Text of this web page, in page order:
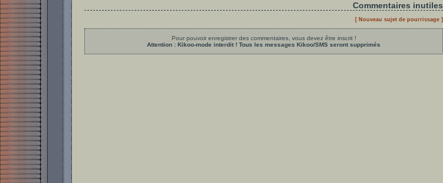
Commentaires inutiles
[ Nouveau sujet de pourrissage ]
Pour pouvoir enregistrer des commentaires, vous devez être inscrit !
Attention : Kikoo-mode interdit ! Tous les messages Kikoo/SMS seront supprimés